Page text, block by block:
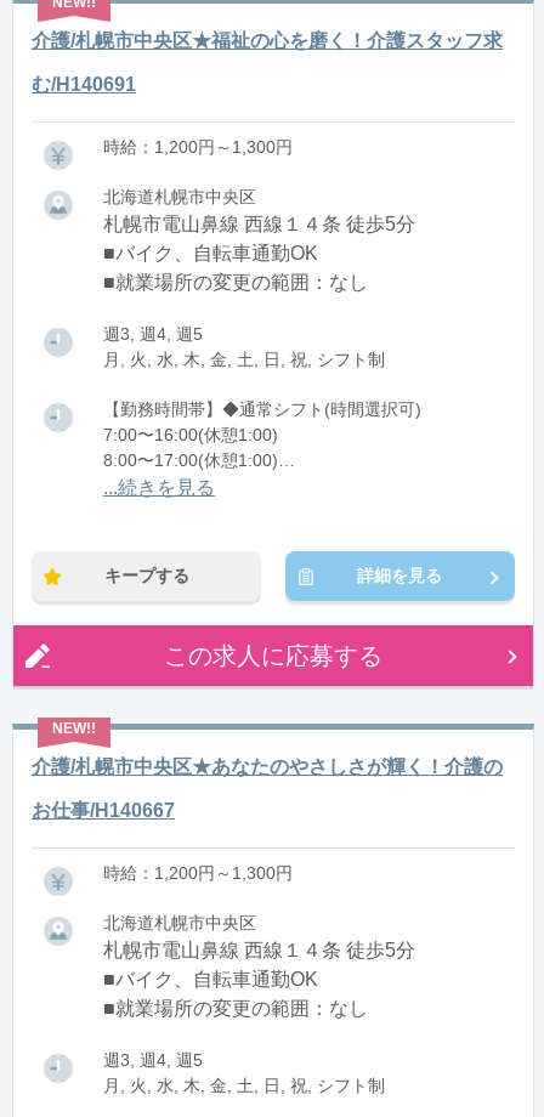
介護/札幌市中央区★福祉の心を磨く！介護スタッフ求
む/H140691
時給：1,200円～1,300円
北海道札幌市中央区
札幌市電山鼻線 西線１４条 徒歩5分
■バイク、自転車通勤OK
■就業場所の変更の範囲：なし
週3, 週4, 週5
月, 火, 水, 木, 金, 土, 日, 祝, シフト制
【勤務時間帯】◆通常シフト(時間選択可)
7:00〜16:00(休憩1:00)
8:00〜17:00(休憩1:00)
12:00〜21:00(休憩1:00)
...続きを見る
キープする 詳細を見る
この求人に応募する
介護/札幌市中央区★あなたのやさしさが輝く！介護の
お仕事/H140667
時給：1,200円～1,300円
北海道札幌市中央区
札幌市電山鼻線 西線１４条 徒歩5分
■バイク、自転車通勤OK
■就業場所の変更の範囲：なし
週3, 週4, 週5
月, 火, 水, 木, 金, 土, 日, 祝, シフト制